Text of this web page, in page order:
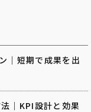
｜短期で成果を出
｜KPI設計と効果